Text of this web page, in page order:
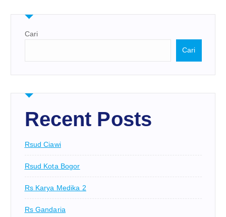
Cari
Cari
Recent Posts
Rsud Ciawi
Rsud Kota Bogor
Rs Karya Medika 2
Rs Gandaria